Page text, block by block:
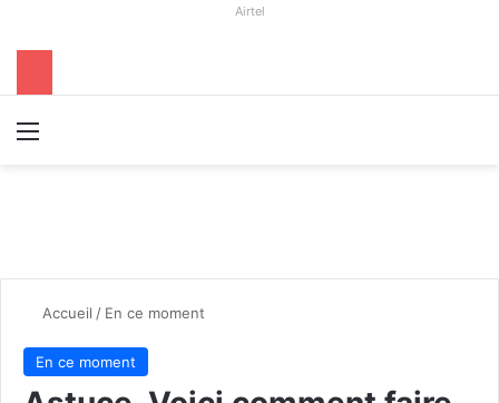
Airtel
Accueil / En ce moment
En ce moment